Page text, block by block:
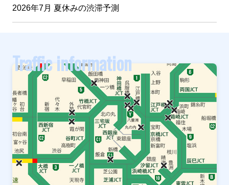
2026年7月 夏休みの渋滞予測
Traffic information